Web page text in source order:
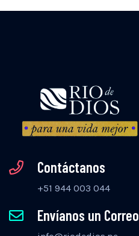
Contáctanos
+51 944 003 044
Envíanos un Correo